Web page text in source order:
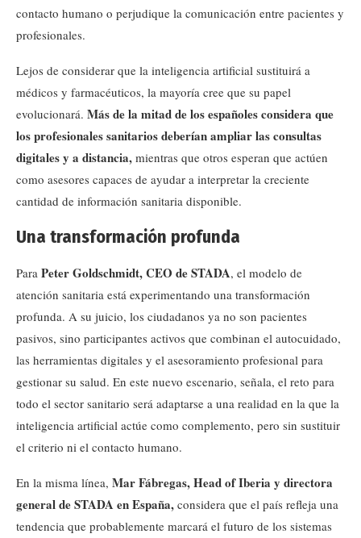
contacto humano o perjudique la comunicación entre pacientes y
profesionales.
Lejos de considerar que la inteligencia artificial sustituirá a
médicos y farmacéuticos, la mayoría cree que su papel
evolucionará. Más de la mitad de los españoles considera que
los profesionales sanitarios deberían ampliar las consultas
digitales y a distancia, mientras que otros esperan que actúen
como asesores capaces de ayudar a interpretar la creciente
cantidad de información sanitaria disponible.
Una transformación profunda
Para Peter Goldschmidt, CEO de STADA, el modelo de
atención sanitaria está experimentando una transformación
profunda. A su juicio, los ciudadanos ya no son pacientes
pasivos, sino participantes activos que combinan el autocuidado,
las herramientas digitales y el asesoramiento profesional para
gestionar su salud. En este nuevo escenario, señala, el reto para
todo el sector sanitario será adaptarse a una realidad en la que la
inteligencia artificial actúe como complemento, pero sin sustituir
el criterio ni el contacto humano.
En la misma línea, Mar Fábregas, Head of Iberia y directora
general de STADA en España, considera que el país refleja una
tendencia que probablemente marcará el futuro de los sistemas